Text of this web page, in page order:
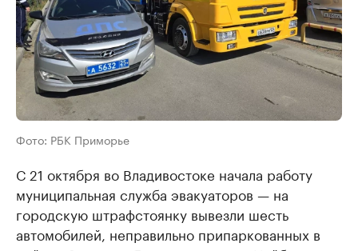
Фото: РБК Приморье
С 21 октября во Владивостоке начала работу
муниципальная служба эвакуаторов — на
городскую штрафстоянку вывезли шесть
автомобилей, неправильно припаркованных в